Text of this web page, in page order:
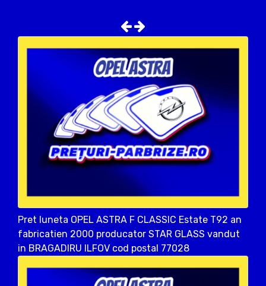
Pret luneta OPEL ASTRA F CLASSIC Estate T92 an
fabricatien 2000 producator STAR GLASS vandut
in BRAGADIRU ILFOV cod postal 77028